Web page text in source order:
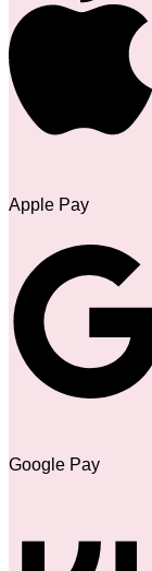
Apple Pay
Google Pay